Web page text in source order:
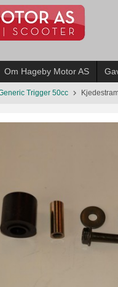
Om Hageby Motor AS
Trigger 50cc